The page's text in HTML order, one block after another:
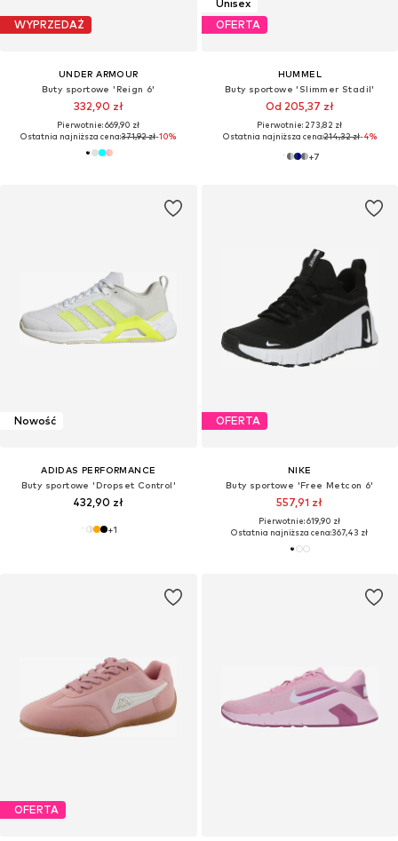
WYPRZEDAŻ
UNDER ARMOUR
Buty sportowe 'Reign 6'
332,90 zł
Pierwotnie: 669,90 zł
Ostatnia najniższa cena:371,92 zł-10%
Unisex
OFERTA
HUMMEL
Buty sportowe 'Slimmer Stadil'
Od 205,37 zł
Pierwotnie: 273,82 zł
Ostatnia najniższa cena:214,32 zł-4%
+7
Nowość
ADIDAS PERFORMANCE
Buty sportowe 'Dropset Control'
432,90 zł
+1
OFERTA
NIKE
Buty sportowe 'Free Metcon 6'
557,91 zł
Pierwotnie: 619,90 zł
Ostatnia najniższa cena:367,43 zł
OFERTA